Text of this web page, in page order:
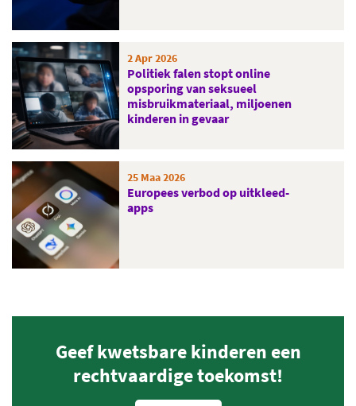
2 Apr 2026
Politiek falen stopt online
opsporing van seksueel
misbruikmateriaal, miljoenen
kinderen in gevaar
25 Maa 2026
Europees verbod op uitkleed-
apps
Geef kwetsbare kinderen een
rechtvaardige toekomst!